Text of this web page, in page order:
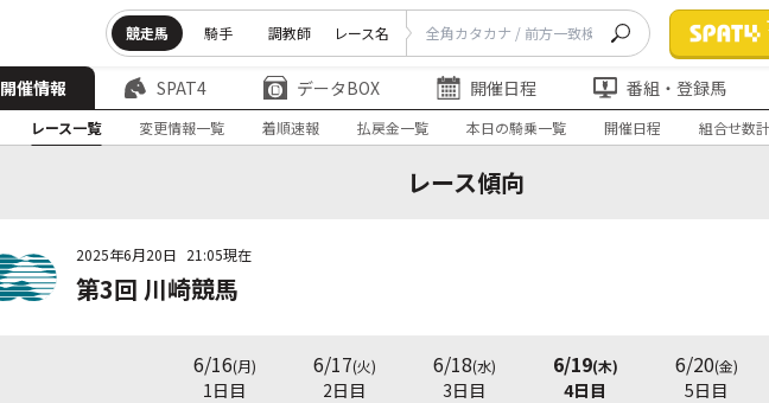
競走馬 騎手 調教師 レース名
開催情報 SPAT4 データBOX 開催日程 番組・登録馬
レース一覧 変更情報一覧 着順速報 払戻金一覧 本日の騎乗一覧 開催日程 組合せ数
レース傾向
2025年6月20日 21:05現在
第3回 川崎競馬
6/16(月)
1日目
6/17(火)
2日目
6/18(水)
3日目
6/19(木)
4日目
6/20(金)
5日目